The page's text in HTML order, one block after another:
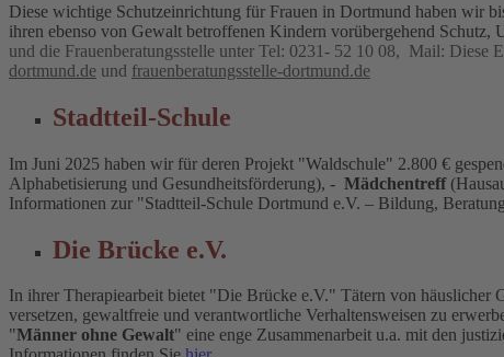
Diese wichtige Schutzeinrichtung für Frauen in Dortmund haben wir
ihren ebenso von Gewalt betroffenen Kindern vorübergehend
und die Frauenberatungsstelle unter Tel: 0231- 52 10 08, Mail: Diese
dortmund.de und frauenberatungsstelle-dortmund.de
Stadtteil-Schule
Im Juni 2025 haben wir für deren Projekt "Waldschule" 2.800 €
Alphabetisierung und Gesundheitsförderung), - Mädchentreff
Informationen zur "Stadtteil-Schule Dortmund e.V. – Bildung,
Die Brücke e.V.
In ihrer Therapiearbeit bietet "Die Brücke e.V." Tätern von häuslicher
versetzen, gewaltfreie und verantwortliche Verhaltensweisen zu
"Männer ohne Gewalt" eine enge Zusammenarbeit u.a. mit den